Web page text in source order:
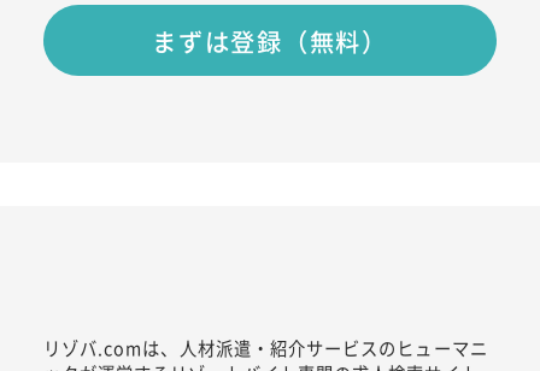
まずは登録（無料）
リゾバ.comは、人材派遣・紹介サービスのヒューマニ